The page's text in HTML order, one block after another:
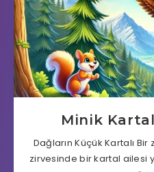
Minik
Dağların Küçük Kartalı
zirvesinde bir kartal ailesi